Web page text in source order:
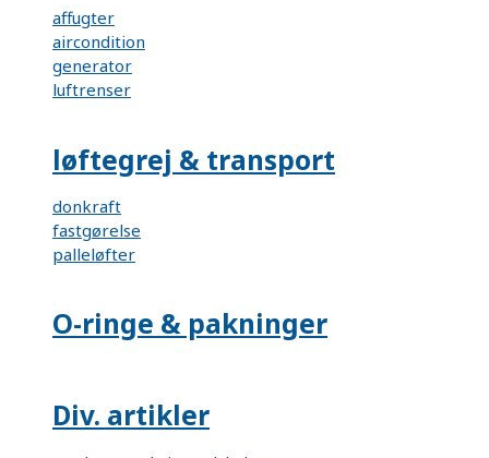
affugter
aircondition
generator
luftrenser
løftegrej & transport
donkraft
fastgørelse
palleløfter
O-ringe & pakninger
Div. artikler